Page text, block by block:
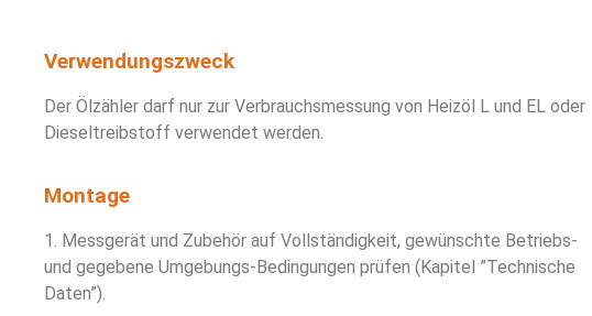
Verwendungszweck
Der Ölzähler darf nur zur Verbrauchsmessung von Heizöl L und EL oder
Dieseltreibstoff verwendet werden.
Montage
1. Messgerät und Zubehör auf Vollständigkeit, gewünschte Betriebs-
und gegebene Umgebungs-Bedingungen prüfen (Kapitel ”Technische
Daten”).